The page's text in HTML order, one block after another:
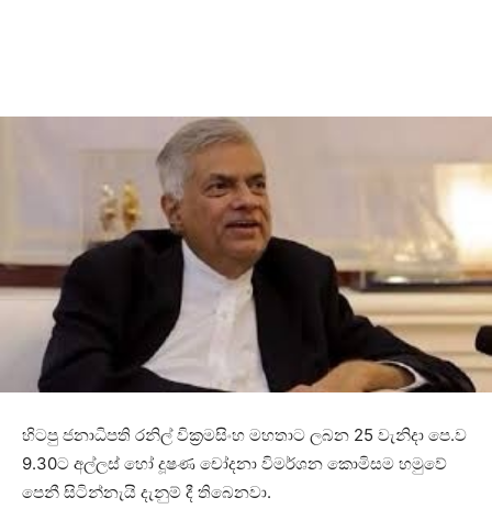
හිටපු ජනාධිපති රනිල් වික්‍රමසිංහ මහතාට ලබන 25 වැනිදා පෙ.ව
9.30ට අල්ලස් හෝ දූෂණ චෝදනා විමර්ශන කොමිසම හමුවේ
පෙනී සිටින්නැයි දැනුම් දී තිබෙනවා.